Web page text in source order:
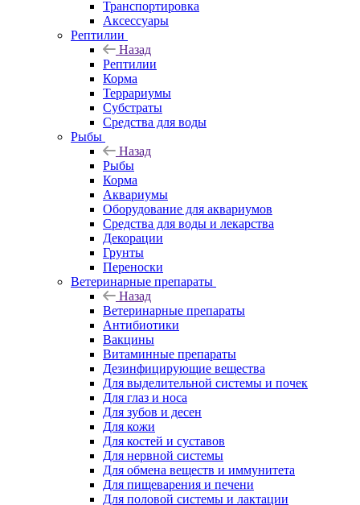
Транспортировка
Аксессуары
Рептилии
Назад
Рептилии
Корма
Террариумы
Субстраты
Средства для воды
Рыбы
Назад
Рыбы
Корма
Аквариумы
Оборудование для аквариумов
Средства для воды и лекарства
Декорации
Грунты
Переноски
Ветеринарные препараты
Назад
Ветеринарные препараты
Антибиотики
Вакцины
Витаминные препараты
Дезинфицирующие вещества
Для выделительной системы и почек
Для глаз и носа
Для зубов и десен
Для кожи
Для костей и суставов
Для нервной системы
Для обмена веществ и иммунитета
Для пищеварения и печени
Для половой системы и лактации